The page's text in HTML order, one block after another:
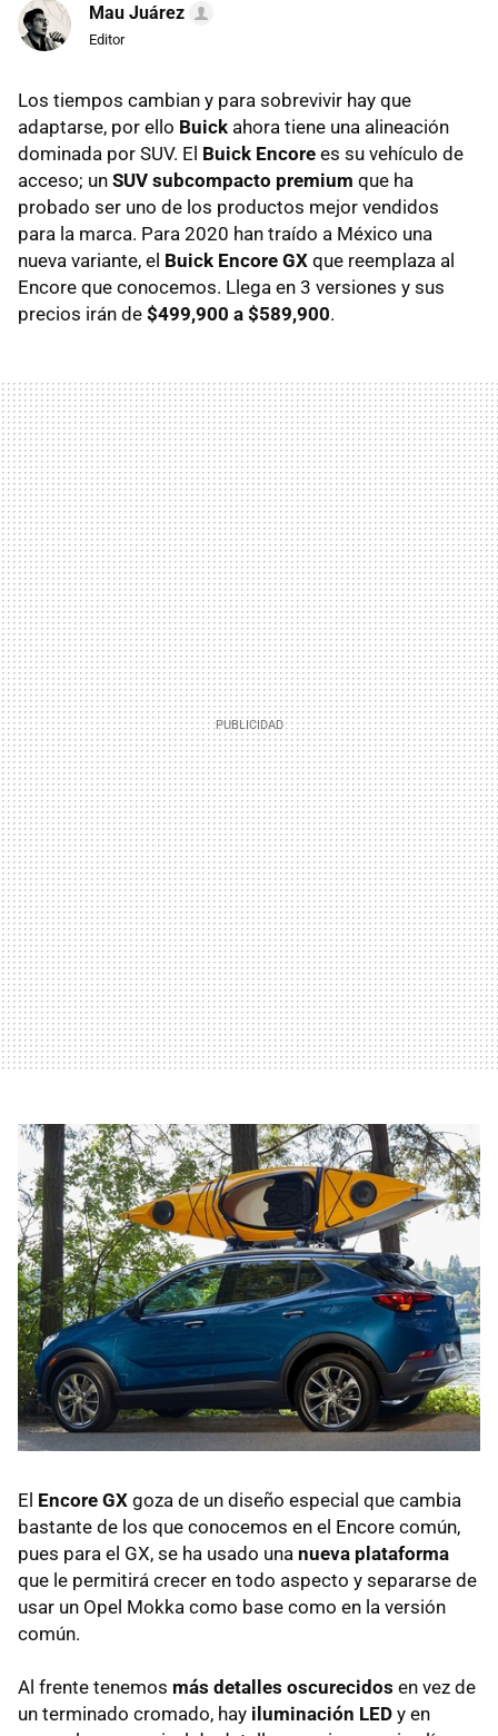
Mau Juárez
Editor
Los tiempos cambian y para sobrevivir hay que
adaptarse, por ello Buick ahora tiene una alineación
dominada por SUV. El Buick Encore es su vehículo de
acceso; un SUV subcompacto premium que ha
probado ser uno de los productos mejor vendidos
para la marca. Para 2020 han traído a México una
nueva variante, el Buick Encore GX que reemplaza al
Encore que conocemos. Llega en 3 versiones y sus
precios irán de $499,900 a $589,900.
El Encore GX goza de un diseño especial que cambia
bastante de los que conocemos en el Encore común,
pues para el GX, se ha usado una nueva plataforma
que le permitirá crecer en todo aspecto y separarse de
usar un Opel Mokka como base como en la versión
común.
Al frente tenemos más detalles oscurecidos en vez de
un terminado cromado, hay iluminación LED y en